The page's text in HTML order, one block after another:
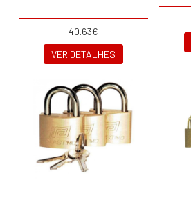
40.63€
VER DETALHES